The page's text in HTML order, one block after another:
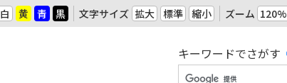
白 黄 青 黒 文字サイズ 拡大 標準 縮小 ズーム 120%
キーワードでさがす